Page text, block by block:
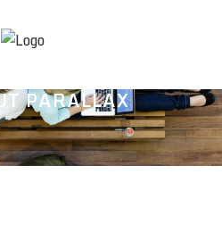
PARALLAX